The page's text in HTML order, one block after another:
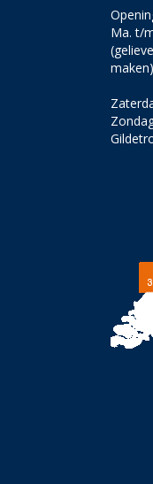
Ma. t/
maken)